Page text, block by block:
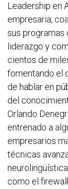
Leadership en
empresaria,
sus programas
liderazgo y
cientos de
fomentando el
de hablar en
del
Orlando
entrenado a
empresarios
técnicas
como el